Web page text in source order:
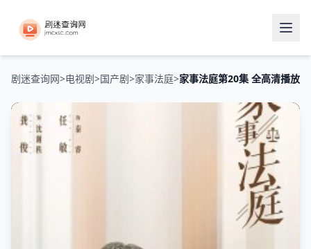
剧迷查询网>电视剧>国产剧>家事法庭>家事法庭第20集 全高清播放